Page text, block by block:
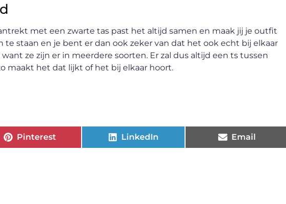
met een zwarte tas past het altijd samen en maak jij je outfit
te staan en je bent er dan ook zeker van dat het ook echt bij elkaar
ze zijn er in meerdere soorten. Er zal dus altijd een ts tussen
maakt het dat lijkt of het bij elkaar hoort.
Pinterest LinkedIn Email